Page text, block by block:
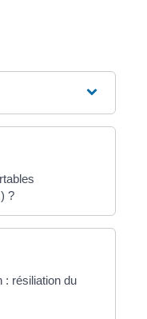
?
: résiliation du